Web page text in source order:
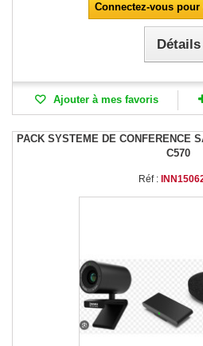
Connectez-vous
Détails
Ajouter à mes favoris
PACK SYSTEME DE CONFERENCE
C570
Réf :